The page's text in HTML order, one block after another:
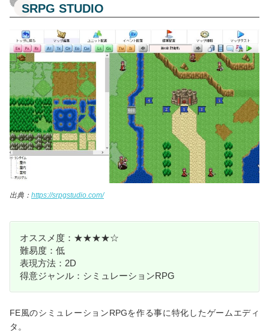
SRPG STUDIO
出典： https://srpgstudio.com/
オススメ度：★★★★☆
難易度：低
表現方法：2D
得意ジャンル：シミュレーションRPG
FE風のシミュレーションRPGを作る事に特化したゲームエディ
タ。